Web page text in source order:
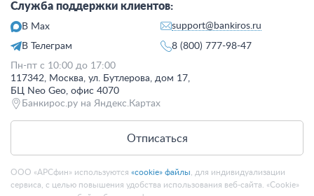
Служба поддержки клиентов:
В Max
В Телеграм
support@bankiros.ru
8 (800) 777-98-47
Пн-пт с 10:00 до 17:00
117342, Москва, ул. Бутлерова, дом 17,
БЦ Neo Geo, офис 4070
Банкирос.ру на Яндекс.Картах
Отписаться
ООО «АРСфин» используются «cookie» файлы , для индивидуализации
сервиса, с целью повышения удобства использования веб-сайта. «Cookie»